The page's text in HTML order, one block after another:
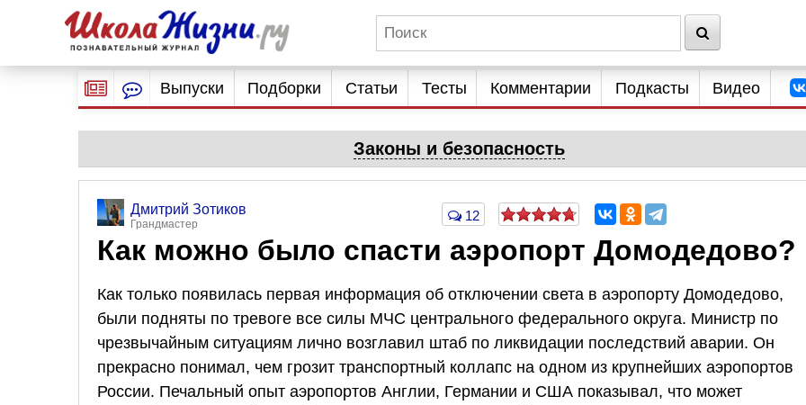
Выпуски Подборки Статьи Тесты Комментарии Подкасты Видео
Законы и безопасность
Дмитрий Зотиков
Грандмастер
12
Как можно было спасти аэропорт Домодедово?
Как только появилась первая информация об отключении света в аэропорту Домодедово,
были подняты по тревоге все силы МЧС центрального федерального округа. Министр по
чрезвычайным ситуациям лично возглавил штаб по ликвидации последствий аварии. Он
прекрасно понимал, чем грозит транспортный коллапс на одном из крупнейших аэропортов
России. Печальный опыт аэропортов Англии, Германии и США показывал, что может